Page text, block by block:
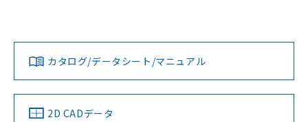
ダウンロードデータをご利用いただく前に、以下を必ずお読
みください。
ソフトウェアの使用条件
対応済み
中国 RoHS 注意事項・凡例
カタログ/データシート/マニュアル
2D CADデータ